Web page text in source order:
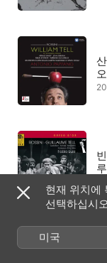
현재 위치에
선택하십시
미국